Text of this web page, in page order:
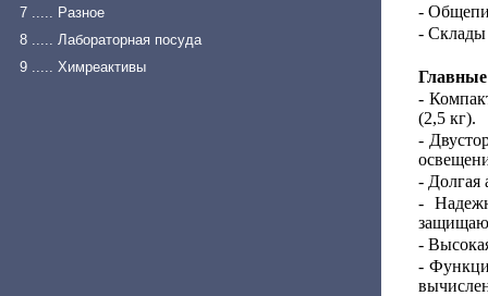
7 ..... Разное
8 ..... Лабораторная посуда
9 ..... Химреактивы
-
- Склады
-
(2,5 кг).
-
- Долгая
-
-
-